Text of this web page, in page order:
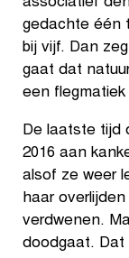
associatief
gedachte één
bij vijf. Dan
gaat dat
een flegmatiek
De laatste tijd
2016 aan
alsof ze weer
haar
verdwenen.
doodgaat. Dat